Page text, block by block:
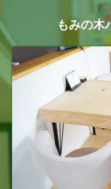
もみの木